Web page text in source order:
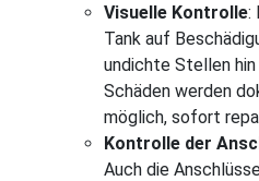
Visuelle Kontrolle:
Tank auf
undichte Stellen
Schäden werden
möglich, sofort
Kontrolle der
Auch die